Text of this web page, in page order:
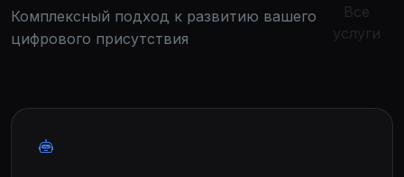
Комплексный подход к развитию вашего
цифрового присутствия
Все
услуги